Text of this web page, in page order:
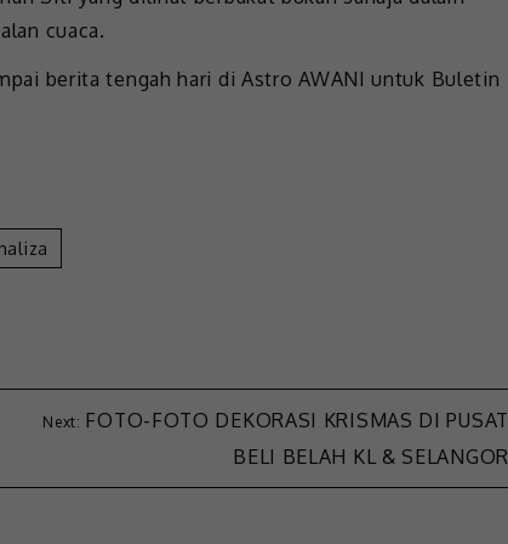
cuaca.
berita tengah hari di Astro AWANI untuk Buletin
FOTO-FOTO DEKORASI KRISMAS DI PUSAT
BELI BELAH KL & SELANGOR